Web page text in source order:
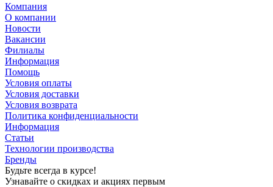
Компания
О компании
Новости
Вакансии
Филиалы
Информация
Помощь
Условия оплаты
Условия доставки
Условия возврата
Политика конфиденциальности
Информация
Статьи
Технологии производства
Бренды
Будьте всегда в курсе!
Узнавайте о скидках и акциях первым